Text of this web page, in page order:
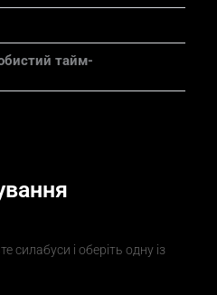
тайм-
силабуси і оберіть одну із